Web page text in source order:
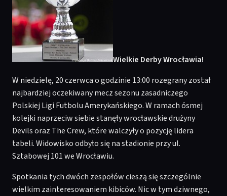
Wielkie Derby Wrocławia!
W niedzielę, 20 czerwca o godzinie 13:00 rozegrany został
najbardziej oczekiwany mecz sezonu zasadniczego
Polskiej Ligi Futbolu Amerykańskiego. W ramach ósmej
kolejki naprzeciw siebie stanęły wrocławskie drużyny
Devils oraz The Crew, które walczyły o pozycję lidera
tabeli. Widowisko odbyło się na stadionie przy ul.
Sztabowej 101 we Wrocławiu.
Spotkania tych dwóch zespołów cieszą się szczególnie
wielkim zainteresowaniem kibiców. Nic w tym dziwnego,